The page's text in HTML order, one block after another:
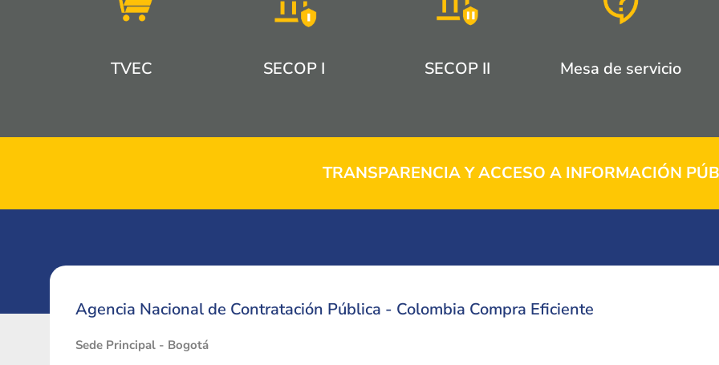
TVEC SECOP I SECOP II Mesa de servicio
TRANSPARENCIA Y ACCESO A INFORMACIÓN
Agencia Nacional de Contratación Pública - Colombia Compra Eficiente
Sede Principal - Bogotá